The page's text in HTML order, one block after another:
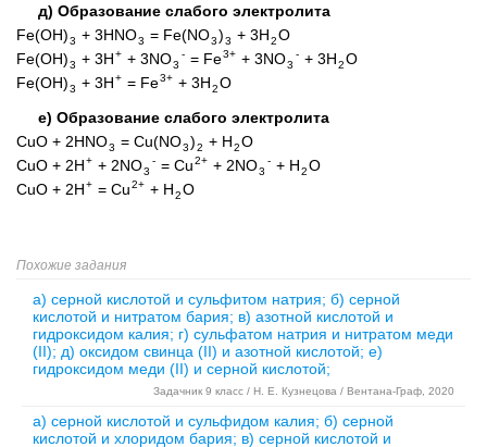
д) Образование слабого электролита
Fe(OH)3 + 3HNO3 = Fe(NO3)3 + 3H2O
Fe(OH)3 + 3H+ + 3NO3
- = Fe3+ + 3NO3
- + 3H2O
Fe(OH)3 + 3H+ = Fe3+ + 3H2O
е) Образование слабого электролита
CuO + 2HNO3 = Cu(NO3)2 + H2O
CuO + 2H+ + 2NO3
- = Cu2+ + 2NO3
- + H2O
CuO + 2H+ = Cu2+ + H2O
Похожие задания
а) серной кислотой и сульфитом натрия; б) серной
кислотой и нитратом бария; в) азотной кислотой и
гидроксидом калия; г) сульфатом натрия и нитратом меди
(II); д) оксидом свинца (II) и азотной кислотой; е)
гидроксидом меди (II) и серной кислотой;
Задачник 9 класс / Н. Е. Кузнецова / Вентана-Граф, 2020
а) серной кислотой и сульфидом калия; б) серной
кислотой и хлоридом бария; в) серной кислотой и